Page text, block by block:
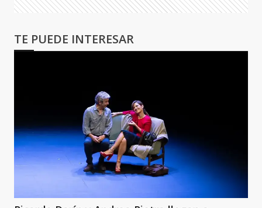
TE PUEDE INTERESAR